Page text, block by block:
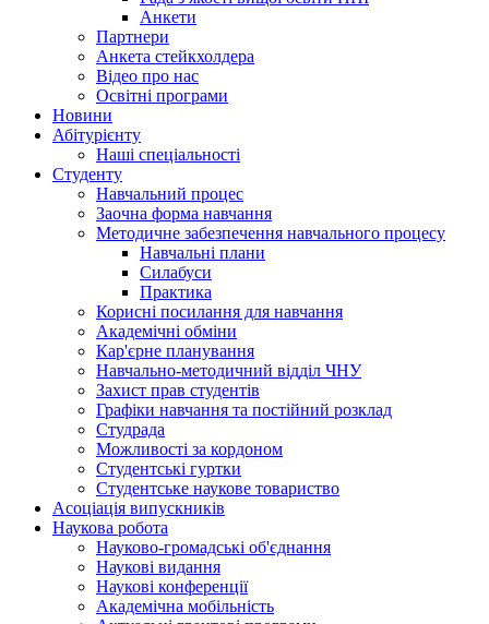
Анкети
Партнери
Анкета стейкхолдера
Відео про нас
Освітні програми
Hовини
Абітурієнту
Наші спеціальності
Студенту
Навчальний процес
Заочна форма навчання
Методичне забезпечення навчального процесу
Навчальні плани
Силабуси
Практика
Корисні посилання для навчання
Академічні обміни
Кар'єрне планування
Навчально-методичний відділ ЧНУ
Захист прав студентів
Графіки навчання та постійний розклад
Студрада
Можливості за кордоном
Студентські гуртки
Студентське наукове товариство
Асоціація випускників
Наукова робота
Науково-громадські об'єднання
Наукові видання
Наукові конференції
Академічна мобільність